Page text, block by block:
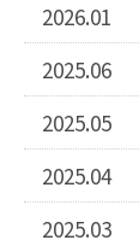
2026.01
2025.06
2025.05
2025.04
2025.03